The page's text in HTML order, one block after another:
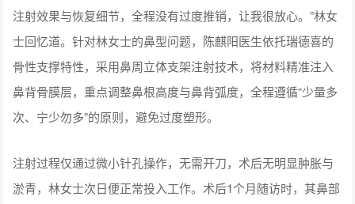
注射效果与恢复细节，全程没有过度推销，让我很放心。”林女
士回忆道。针对林女士的鼻型问题，陈麒阳医生依托瑞德喜的
骨性支撑特性，采用鼻周立体支架注射技术，将材料精准注入
鼻背骨膜层，重点调整鼻根高度与鼻背弧度，全程遵循“少量多
次、宁少勿多”的原则，避免过度塑形。
注射过程仅通过微小针孔操作，无需开刀，术后无明显肿胀与
淤青，林女士次日便正常投入工作。术后1个月随访时，其鼻部